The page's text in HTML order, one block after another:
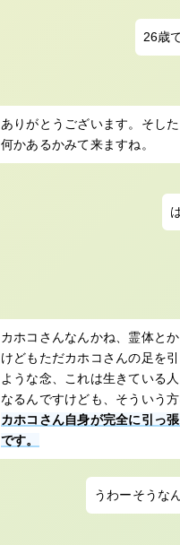
26歳
ありがとうございます。そし
何かあるかみて来ますね。
カホコさんなんかね、霊体と
けどもただカホコさんの足を
ような念、これは生きている
なるんですけども、そういう
カホコさん自身が完全に引っ
です。
うわーそうな